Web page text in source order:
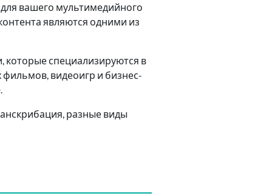
вашего мультимедийного
являются одними из
которые специализируются в
видеоигр и бизнес-
разные виды